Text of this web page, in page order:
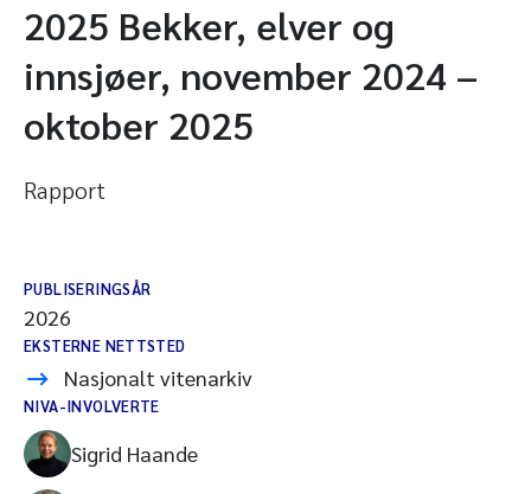
2025 Bekker, elver og
innsjøer, november 2024 –
oktober 2025
Rapport
PUBLISERINGSÅR
2026
EKSTERNE NETTSTED
Nasjonalt vitenarkiv
NIVA-INVOLVERTE
Sigrid Haande